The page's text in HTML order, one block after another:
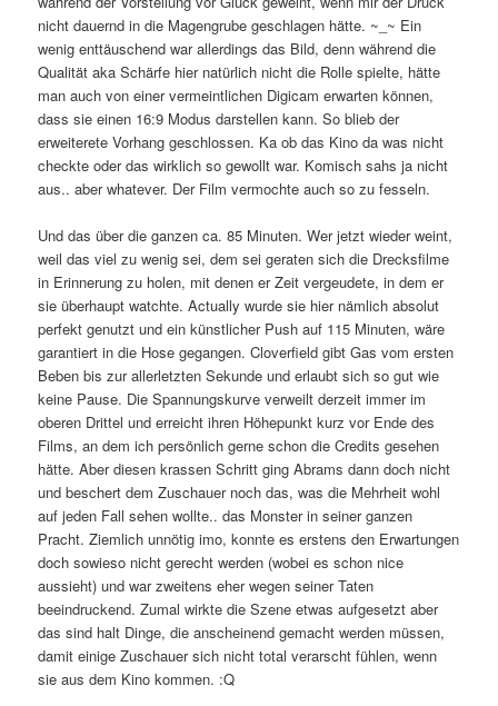
nicht dauernd in die Magengrube geschlagen hätte. ~_~ Ein
wenig enttäuschend war allerdings das Bild, denn während die
Qualität aka Schärfe hier natürlich nicht die Rolle spielte, hätte
man auch von einer vermeintlichen Digicam erwarten können,
dass sie einen 16:9 Modus darstellen kann. So blieb der
erweiterete Vorhang geschlossen. Ka ob das Kino da was nicht
checkte oder das wirklich so gewollt war. Komisch sahs ja nicht
aus.. aber whatever. Der Film vermochte auch so zu fesseln.
Und das über die ganzen ca. 85 Minuten. Wer jetzt wieder weint,
weil das viel zu wenig sei, dem sei geraten sich die Drecksfilme
in Erinnerung zu holen, mit denen er Zeit vergeudete, in dem er
sie überhaupt watchte. Actually wurde sie hier nämlich absolut
perfekt genutzt und ein künstlicher Push auf 115 Minuten, wäre
garantiert in die Hose gegangen. Cloverfield gibt Gas vom ersten
Beben bis zur allerletzten Sekunde und erlaubt sich so gut wie
keine Pause. Die Spannungskurve verweilt derzeit immer im
oberen Drittel und erreicht ihren Höhepunkt kurz vor Ende des
Films, an dem ich persönlich gerne schon die Credits gesehen
hätte. Aber diesen krassen Schritt ging Abrams dann doch nicht
und beschert dem Zuschauer noch das, was die Mehrheit wohl
auf jeden Fall sehen wollte.. das Monster in seiner ganzen
Pracht. Ziemlich unnötig imo, konnte es erstens den Erwartungen
doch sowieso nicht gerecht werden (wobei es schon nice
aussieht) und war zweitens eher wegen seiner Taten
beeindruckend. Zumal wirkte die Szene etwas aufgesetzt aber
das sind halt Dinge, die anscheinend gemacht werden müssen,
damit einige Zuschauer sich nicht total verarscht fühlen, wenn
sie aus dem Kino kommen. :Q